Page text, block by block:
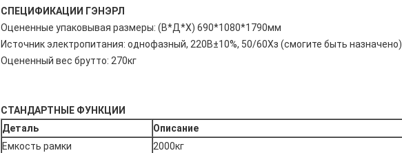
СПЕЦИФИКАЦИИ ГЭНЭРЛ
Оцененные упаковывая размеры: (В*Д*Х) 690*1080*1790мм
Источник электропитания: однофазный, 220В±10%, 50/60Хз (смогите быть назначено)
Оцененный вес брутто: 270кг
СТАНДАРТНЫЕ ФУНКЦИИ
Деталь
Описание
Емкость рамки
2000кг